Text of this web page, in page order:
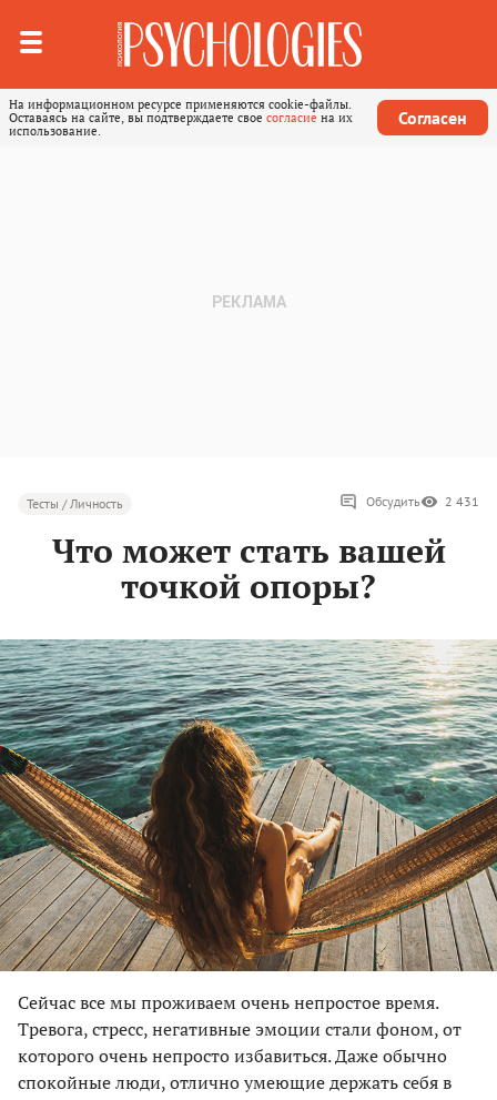
На информационном ресурсе применяются cookie-файлы.
Оставаясь на сайте, вы подтверждаете свое согласие на их
использование.
Согласен
Тесты / Личность Обсудить 2 431
Что может стать вашей
точкой опоры?
Сейчас все мы проживаем очень непростое время.
Тревога, стресс, негативные эмоции стали фоном, от
которого очень непросто избавиться. Даже обычно
спокойные люди, отлично умеющие держать себя в